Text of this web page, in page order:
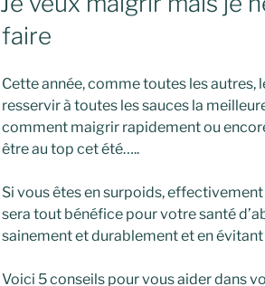
faire
Cette année, comme toutes les autres,
resservir à toutes les sauces la
comment maigrir rapidement ou
être au top cet été…..
Si vous êtes en surpoids,
sera tout bénéfice pour votre santé
sainement et durablement et en
Voici 5 conseils pour vous aider dans